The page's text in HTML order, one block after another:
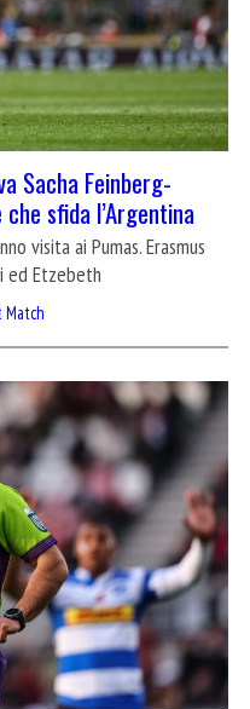
Sacha Feinberg-
sfida l’Argentina
visita ai Pumas. Erasmus
ed Etzebeth
Match